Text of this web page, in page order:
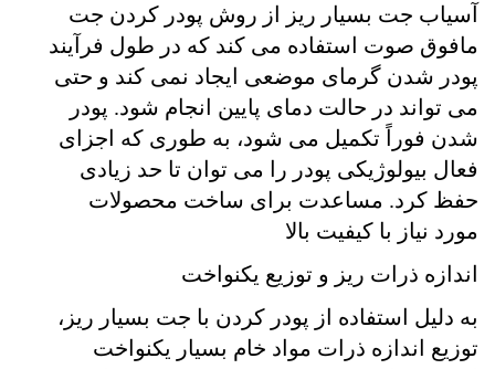
آسیاب جت بسیار ریز از روش پودر کردن جت
مافوق صوت استفاده می کند که در طول فرآیند
پودر شدن گرمای موضعی ایجاد نمی کند و حتی
می تواند در حالت دمای پایین انجام شود. پودر
شدن فوراً تکمیل می شود، به طوری که اجزای
فعال بیولوژیکی پودر را می توان تا حد زیادی
حفظ کرد. مساعدت برای ساخت محصولات
مورد نیاز با کیفیت بالا
اندازه ذرات ریز و توزیع یکنواخت
به دلیل استفاده از پودر کردن با جت بسیار ریز،
توزیع اندازه ذرات مواد خام بسیار یکنواخت